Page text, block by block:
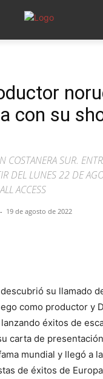
con su
COSTANERA SUR.
DEL LUNES 22 DE
ACCESS
- 19 de agosto de 2022
su llamado
como productor y
éxitos de
carta de
mundial y llegó a
de éxitos de